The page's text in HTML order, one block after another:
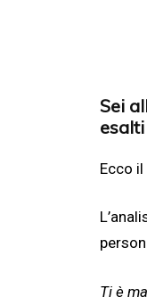
Sei
Ecco
Ti è